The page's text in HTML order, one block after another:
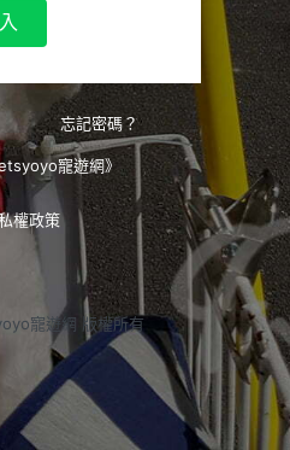
忘記密碼？
寵遊網》
權政策
寵遊網 版權所有